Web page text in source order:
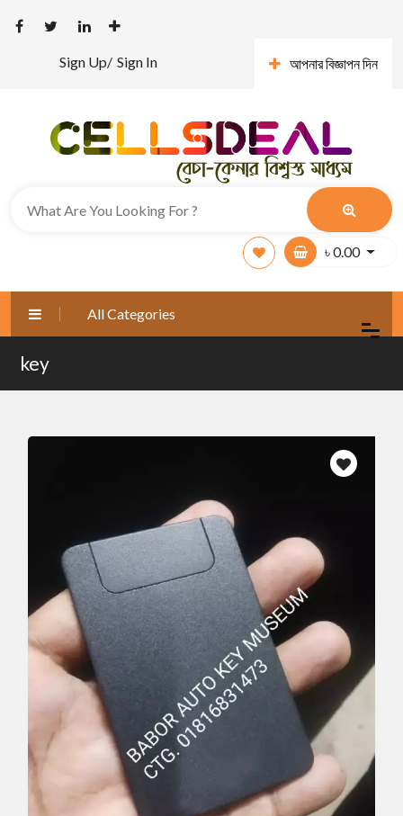
Sign Up/ Sign In আপনার বিজ্ঞাপন দিন
৳0.00
All Categories
key